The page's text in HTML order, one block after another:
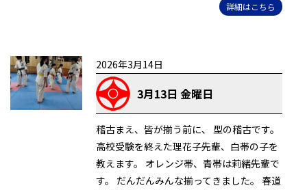
詳細はこちら
2026年3月14日
3月13日 金曜日
稽古まえ、皆が揃う前に、 型の稽古です。
高校受験を終えた理花子先輩、白帯の子を
教えます。 オレンジ帯、青帯は莉緒先輩で
す。 だんだんみんな揃ってきました。 春道